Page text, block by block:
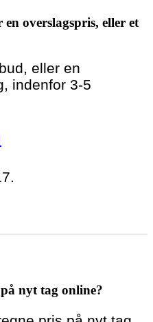
overslagspris, eller et
eller en
indenfor 3-5
nyt tag online?